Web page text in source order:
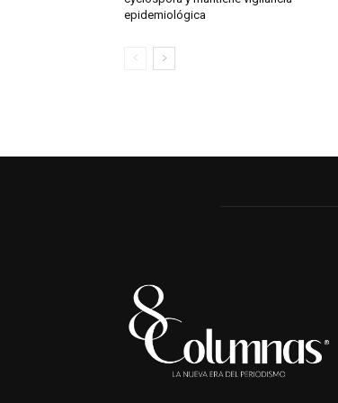
epidemiológica